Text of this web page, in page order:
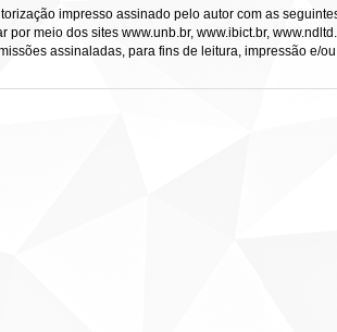
impresso assinado pelo autor com as
meio dos sites www.unb.br, www.ibict.br,
assinaladas, para fins de leitura, impressão e/